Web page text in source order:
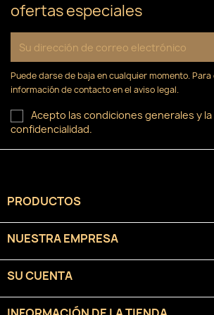
ofertas especiales
Puede darse de baja en cualquier momento.
información de contacto en el aviso legal.
Acepto las condiciones generales y
confidencialidad.
PRODUCTOS
NUESTRA EMPRESA
SU CUENTA